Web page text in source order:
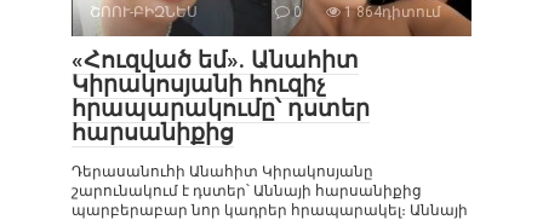
ՇՈՈՒ-ԲԻԶՆԵՍ 0 1 864դիտում
«Հուզված եմ». Անահիտ
Կիրակոսյանի հուզիչ
հրապարակումը՝ դստեր
հարսանիքից
Դերասանուհի Անահիտ Կիրակոսյանը
շարունակում է դստեր՝ Աննայի հարսանիքից
պարբերաբար նոր կադրեր հրապարակել։ Աննայի